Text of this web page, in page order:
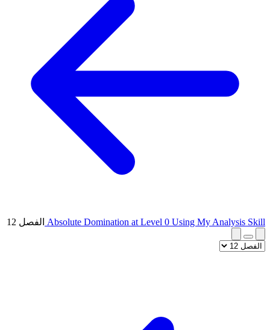
Absolute Domination at Level 0 Using My Analysis Skill الفصل 12